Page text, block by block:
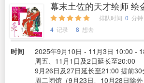
幕末土佐的天才绘师 绘
排队时间 0 分钟
4 记录 8 想去
时间
2025年9月10日 - 11月3日 10:00 -
周五、11月1日及2日延长至20:00
9月26日及27日延长至21:00 提前
周二闭馆（9月23日、10月28日除外